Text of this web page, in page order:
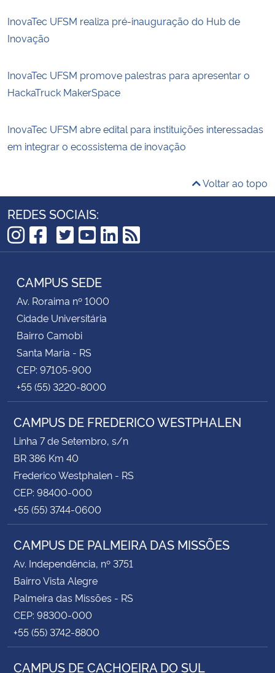
InovaTec UFSM realiza pré-inauguração do Hub de
Inovação
InovaTec UFSM promove palestras para apresentar o
HackaTruck MakerSpace
InovaTec UFSM abre edital para instituições interessadas
em integrar o ecossistema de inovação
Voltar ao topo
REDES SOCIAIS:
Instagram
Facebook
TikTok
Twitter
YouTube
LinkedIn
RSS
CAMPUS SEDE
Av. Roraima nº 1000
Cidade Universitária
Bairro Camobi
Santa Maria - RS
CEP: 97105-900
+55 (55) 3220-8000
CAMPUS DE FREDERICO WESTPHALEN
Linha 7 de Setembro, s/n
BR 386 Km 40
Frederico Westphalen - RS
CEP: 98400-000
+55 (55) 3744-0600
CAMPUS DE PALMEIRA DAS MISSÕES
Av. Independência, nº 3751
Bairro Vista Alegre
Palmeira das Missões - RS
CEP: 98300-000
+55 (55) 3742-8800
CAMPUS DE CACHOEIRA DO SUL